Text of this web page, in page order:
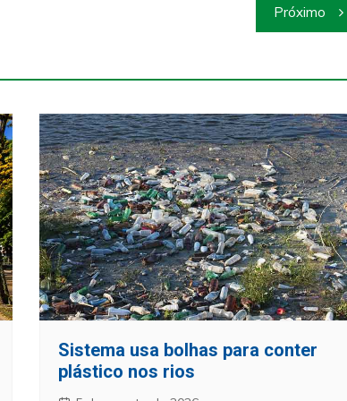
Próximo
Sistema usa bolhas para conter
plástico nos rios